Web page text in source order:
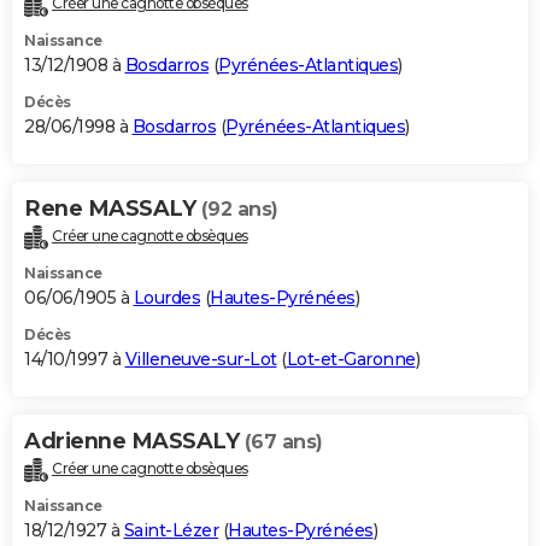
Naissance
13/12/1908 à Bosdarros (Pyrénées-Atlantiques)
Décès
28/06/1998 à Bosdarros (Pyrénées-Atlantiques)
Rene MASSALY (92 ans)
Créer une cagnotte obsèques
Naissance
06/06/1905 à Lourdes (Hautes-Pyrénées)
Décès
14/10/1997 à Villeneuve-sur-Lot(Lot-et-Garonne)
Adrienne MASSALY (67 ans)
Créer une cagnotte obsèques
Naissance
18/12/1927 à Saint-Lézer(Hautes-Pyrénées)